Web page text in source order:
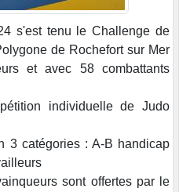
s'est tenu le Challenge de
de Rochefort sur Mer
et avec 58 combattants
individuelle de Judo
3 catégories : A-B handicap
sont offertes par le